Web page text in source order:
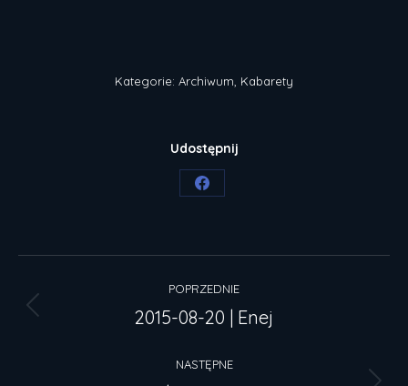
Kategorie: Archiwum Kabarety
Udostępnij
Share
Facebook
Nawigacja
wpisów
POPRZEDNIE
Poprzedni
2015-08-20 | Enej
NASTĘPNE